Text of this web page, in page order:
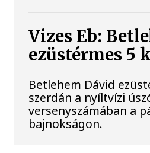
Vizes Eb:
ezüstérmes 5
Betlehem Dávid
szerdán a nyíltvízi
versenyszámában a
bajnokságon.